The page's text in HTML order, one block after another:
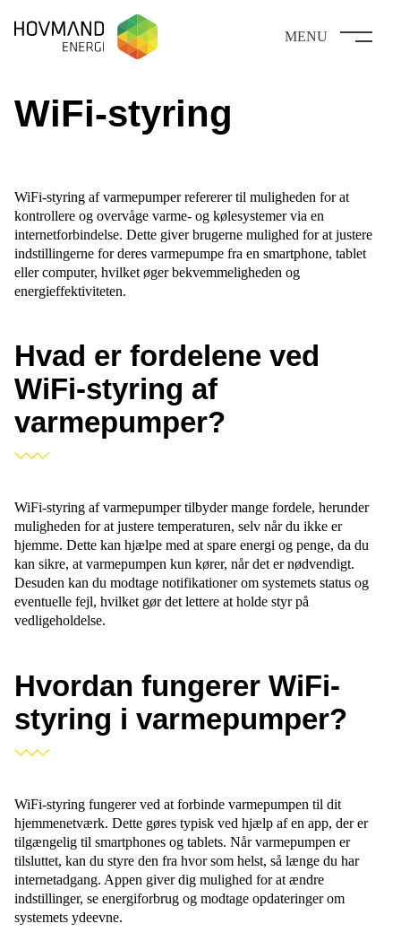
MENU
WiFi-styring
WiFi-styring af varmepumper refererer til muligheden for at
kontrollere og overvåge varme- og kølesystemer via en
internetforbindelse. Dette giver brugerne mulighed for at justere
indstillingerne for deres varmepumpe fra en smartphone, tablet
eller computer, hvilket øger bekvemmeligheden og
energieffektiviteten.
Hvad er fordelene ved
WiFi-styring af
varmepumper?
WiFi-styring af varmepumper tilbyder mange fordele, herunder
muligheden for at justere temperaturen, selv når du ikke er
hjemme. Dette kan hjælpe med at spare energi og penge, da du
kan sikre, at varmepumpen kun kører, når det er nødvendigt.
Desuden kan du modtage notifikationer om systemets status og
eventuelle fejl, hvilket gør det lettere at holde styr på
vedligeholdelse.
Hvordan fungerer WiFi-
styring i varmepumper?
WiFi-styring fungerer ved at forbinde varmepumpen til dit
hjemmenetværk. Dette gøres typisk ved hjælp af en app, der er
tilgængelig til smartphones og tablets. Når varmepumpen er
tilsluttet, kan du styre den fra hvor som helst, så længe du har
internetadgang. Appen giver dig mulighed for at ændre
indstillinger, se energiforbrug og modtage opdateringer om
systemets ydeevne.